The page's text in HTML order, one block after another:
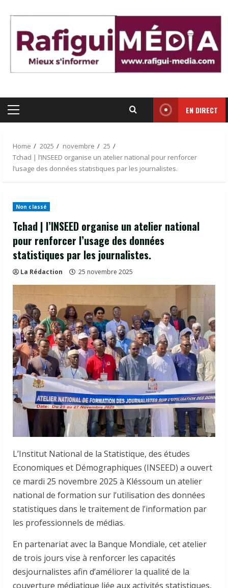
content
Primary
EN DIRECT
Home 2025 novembre
25
Tchad | l’INSEED organise un atelier national pour renforcer
l’usage des données statistiques par les journalistes.
Non classé
Tchad | l’INSEED organise un atelier national
pour renforcer l’usage des données
statistiques par les journalistes.
La Rédaction 25 novembre 2025
L’Institut National de la Statistique, des études
Economiques et Démographiques (INSEED) a ouvert
ce mardi 25 novembre 2025 à Kléssoum un atelier
national de formation sur l’utilisation des données
statistiques dans le traitement de l’information par
les professionnels de médias.
En partenariat avec la Banque Mondiale, cet atelier
de trois jours vise à renforcer les capacités
desjournalistes afin d’améliorer la qualité de la
couverture médiatique liée aux activités statistiques,